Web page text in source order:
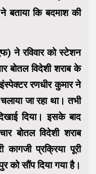
बताया कि बदमाश की
ने रविवार को स्टेशन
बोतल विदेशी शराब के
रणधीर कुमार ने
जा रहा था। तभी
दिया। इसके बाद
बोतल विदेशी शराब
कागजी प्रक्रिया पूरी
को सौंप दिया गया है।